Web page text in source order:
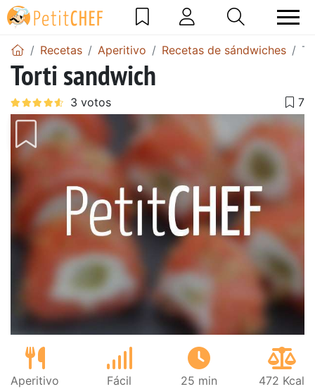
Recetas Aperitivo Recetas de sándwiches
Torti sandwich
Aperitivo Fácil 25 min 472 Kcal